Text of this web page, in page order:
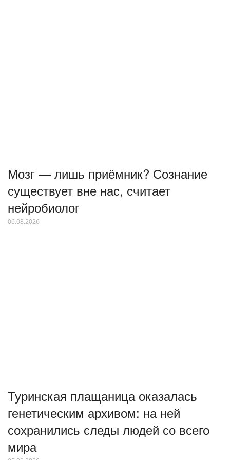
Мозг — лишь приёмник? Сознание
существует вне нас, считает
нейробиолог
06.08.2026
Туринская плащаница оказалась
генетическим архивом: на ней
сохранились следы людей со всего
мира